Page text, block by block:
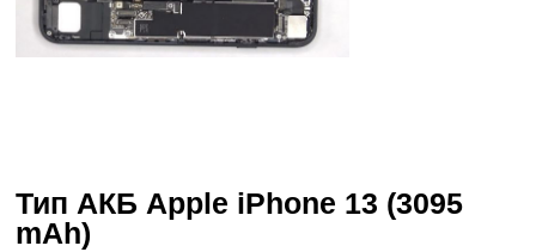
Тип АКБ Apple iPhone 13 (3095
mAh)